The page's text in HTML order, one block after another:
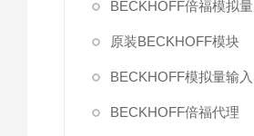
BECKHOFF倍福模拟量
原装BECKHOFF模块
BECKHOFF模拟量输入
BECKHOFF倍福代理